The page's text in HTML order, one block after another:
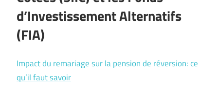
d’Investissement Alternatifs
(FIA)
Impact du remariage sur la pension de réversion: ce
qu’il faut savoir